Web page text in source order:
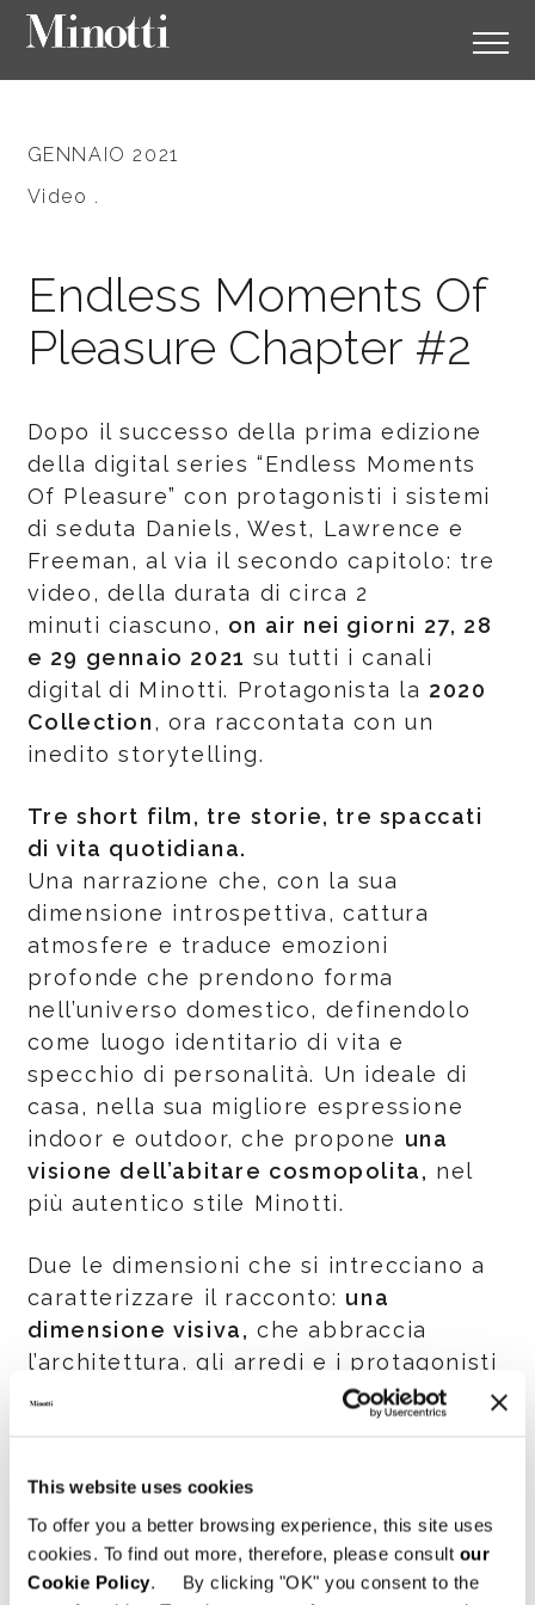
This website uses cookies
To offer you a better browsing experience, this site uses
cookies. To find out more, therefore, please consult our
Cookie Policy. By clicking "OK" you consent to the
GENNAIO 2021
Video .
Endless Moments Of
Pleasure Chapter #2
Dopo il successo della prima edizione
della digital series “Endless Moments
Of Pleasure” con protagonisti i sistemi
di seduta Daniels, West, Lawrence e
Freeman, al via il secondo capitolo: tre
video, della durata di circa 2
minuti ciascuno, on air nei giorni 27, 28
e 29 gennaio 2021 su tutti i canali
digital di Minotti. Protagonista la 2020
Collection, ora raccontata con un
inedito storytelling.
Tre short film, tre storie, tre spaccati
di vita quotidiana.
Una narrazione che, con la sua
dimensione introspettiva, cattura
atmosfere e traduce emozioni
profonde che prendono forma
nell’universo domestico, definendolo
come luogo identitario di vita e
specchio di personalità. Un ideale di
casa, nella sua migliore espressione
indoor e outdoor, che propone una
visione dell’abitare cosmopolita, nel
più autentico stile Minotti.
Due le dimensioni che si intrecciano a
caratterizzare il racconto: una
dimensione visiva, che abbraccia
l’architettura, gli arredi e i protagonisti
che vivono il proprio spazio intimo, uno
spazio che esprime al meglio la loro
che, attraverso il flusso dei loro
pensieri e la musica di sottofondo,
invita a scoprire il legame profondo tra
i protagonisti e lo spazio che abitano.